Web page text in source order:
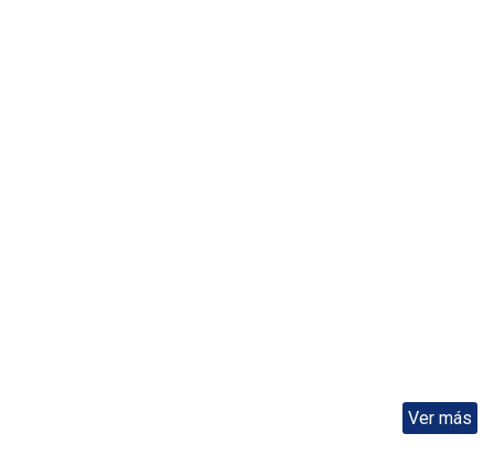
Ver más